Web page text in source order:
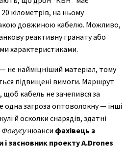
кілометрів, на ньому
довжиною кабелю. Можливо,
реактивну гранату або
характеристиками.
не найміцніший матеріал, тому
підвищені вимоги. Маршрут
кабель не зачепився за
одна загроза оптоволокну — інші
й осколки снарядів, здатні
Фокусунюанси фахівець з
і засновник проекту A.Drones